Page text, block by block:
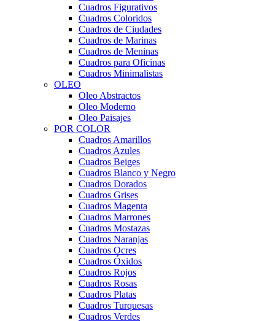
Cuadros Figurativos
Cuadros Coloridos
Cuadros de Ciudades
Cuadros de Marinas
Cuadros de Meninas
Cuadros para Oficinas
Cuadros Minimalistas
OLEO
Oleo Abstractos
Oleo Moderno
Oleo Paisajes
POR COLOR
Cuadros Amarillos
Cuadros Azules
Cuadros Beiges
Cuadros Blanco y Negro
Cuadros Dorados
Cuadros Grises
Cuadros Magenta
Cuadros Marrones
Cuadros Mostazas
Cuadros Naranjas
Cuadros Ocres
Cuadros Óxidos
Cuadros Rojos
Cuadros Rosas
Cuadros Platas
Cuadros Turquesas
Cuadros Verdes